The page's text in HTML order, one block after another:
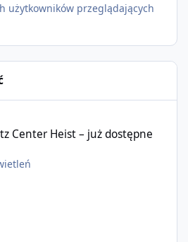
użytkowników przeglądających
Center Heist – już dostępne